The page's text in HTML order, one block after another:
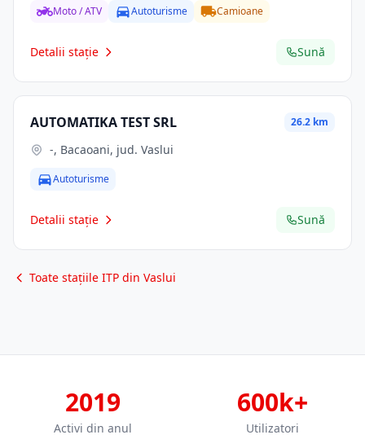
Moto / ATV Autoturisme Camioane
Detalii stație Sună
AUTOMATIKA TEST SRL 26.2 km
-, Bacaoani, jud. Vaslui
Autoturisme
Detalii stație Sună
Toate stațiile ITP din Vaslui
2019
Activi din anul
600k+
Utilizatori